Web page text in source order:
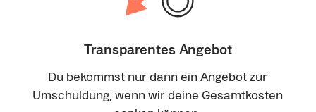
Transparentes Angebot
Du bekommst nur dann ein Angebot zur
Umschuldung, wenn wir deine Gesamtkosten